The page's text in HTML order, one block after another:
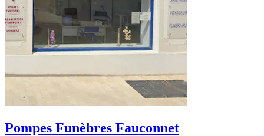
Pompes Funèbres Fauconnet